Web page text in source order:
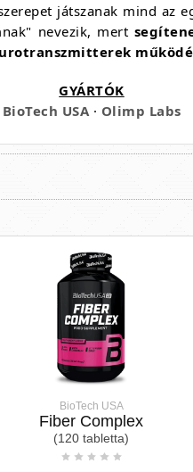
játszanak mind az
nevezik, mert
GYÁRTÓK
BioTech USA · Olimp Labs
BioTech USA
Fiber Complex
(120 tabletta)